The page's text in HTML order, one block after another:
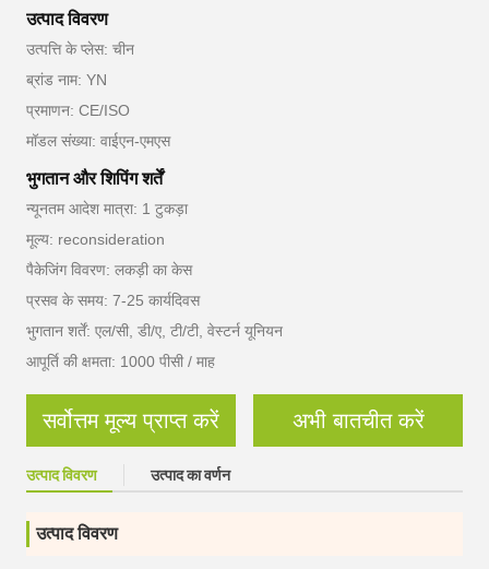
उत्पाद विवरण
उत्पत्ति के प्लेस: चीन
ब्रांड नाम: YN
प्रमाणन: CE/ISO
मॉडल संख्या: वाईएन-एमएस
भुगतान और शिपिंग शर्तें
न्यूनतम आदेश मात्रा: 1 टुकड़ा
मूल्य: reconsideration
पैकेजिंग विवरण: लकड़ी का केस
प्रसव के समय: 7-25 कार्यदिवस
भुगतान शर्तें: एल/सी, डी/ए, टी/टी, वेस्टर्न यूनियन
आपूर्ति की क्षमता: 1000 पीसी / माह
सर्वोत्तम मूल्य प्राप्त करें अभी बातचीत करें
उत्पाद विवरण उत्पाद का वर्णन
उत्पाद विवरण